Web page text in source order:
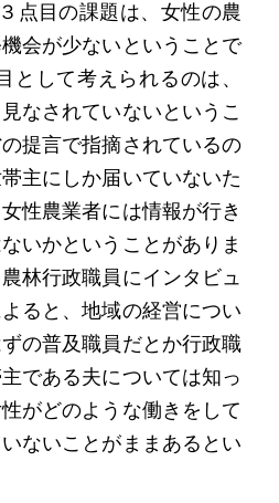
点目の課題は、女性の農
会が少ないということで
として考えられるのは、
なされていないというこ
提言で指摘されているの
主にしか届いていないた
性農業者には情報が行き
いかということがありま
林行政職員にインタビュ
ると、地域の経営につい
の普及職員だとか行政職
である夫については知っ
がどのような働きをして
ないことがままあるとい